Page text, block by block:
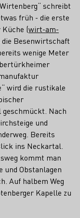
schreibt
früh - die erste
(wirt-am-
Besenwirtschaft
wenige Meter
wird die rustikale
Nach
und
Bereits
ins Neckartal.
kommt man
und Obstanlagen
Auf halbem Weg
Kapelle zu